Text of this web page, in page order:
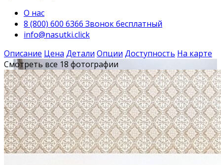
О нас
8 (800) 600 6366 Звонок бесплатный
info@nasutki.click
Описание Цена Детали Опции Доступность На карте
Смотреть все 18 фотографии